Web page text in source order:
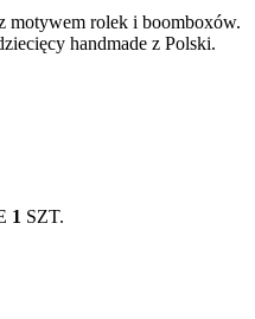
motywem rolek i boomboxów.
handmade z Polski.
1 SZT.